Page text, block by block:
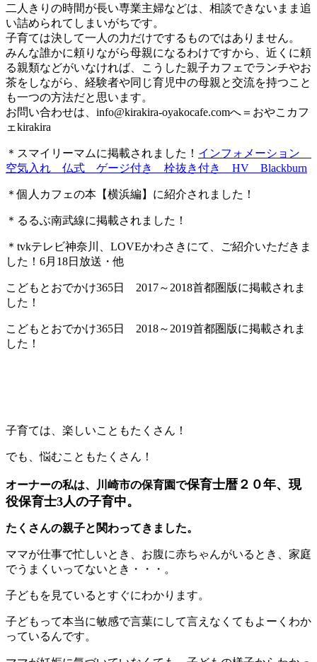
二人きりの時間が長い専業主婦などは、相談できないまま追
い詰められてしまいがちです。
子育ては決して一人の力だけでするものではありません。
みんな誰かに頼りながら母親になるわけですから、近くに頼
る親類などがいなければ、こうした親子カフェでランチやお
茶をしながら、経験者や同じ育児中の母親と交流を持つこと
も一つの方法だと思います。
お問い合わせは、 info@kirakira-oyakocafe.comへ＝おやこカフ
ェkirakira
＊スマイリーマムに掲載されました！ インフォメーション
空気入れ 仏式 ゲージ付き 栓抜き付き HV Blackburn
＊個人カフェの本【横浜編】に紹介されました！
＊るるぶ南武線に掲載されました！
＊tvkテレビ神奈川、LOVEかわさきにて、ご紹介いただきま
した！6月18日放送・他
こどもとおでかけ365日 2017～2018首都圏版に掲載されま
した！
こどもとおでかけ365日 2018～2019首都圏版に掲載されま
した！
子育ては、楽しいこともたくさん！
でも、悩むこともたくさん！
オーナーの私は、川崎市の保育園で保育士暦２０年、現
役保育士3人の子育中。
たくさんの親子と関わってきました。
ママが仕事で忙しいとき、お腹に赤ちゃんがいるとき、家庭
でうまくいってないとき・・・。
子どもを見ているとすぐにわかります。
子どもって本当に敏感で言葉にして言えなくてもよーくわか
っているんです。